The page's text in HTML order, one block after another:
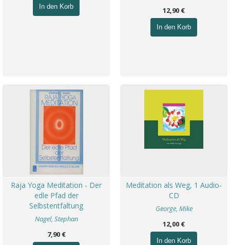
In den Korb
12,90 €
In den Korb
Raja Yoga Meditation - Der
edle Pfad der
Selbstentfaltung
Nagel, Stephan
7,90 €
Meditation als Weg, 1 Audio-
CD
George, Mike
12,00 €
In den Korb